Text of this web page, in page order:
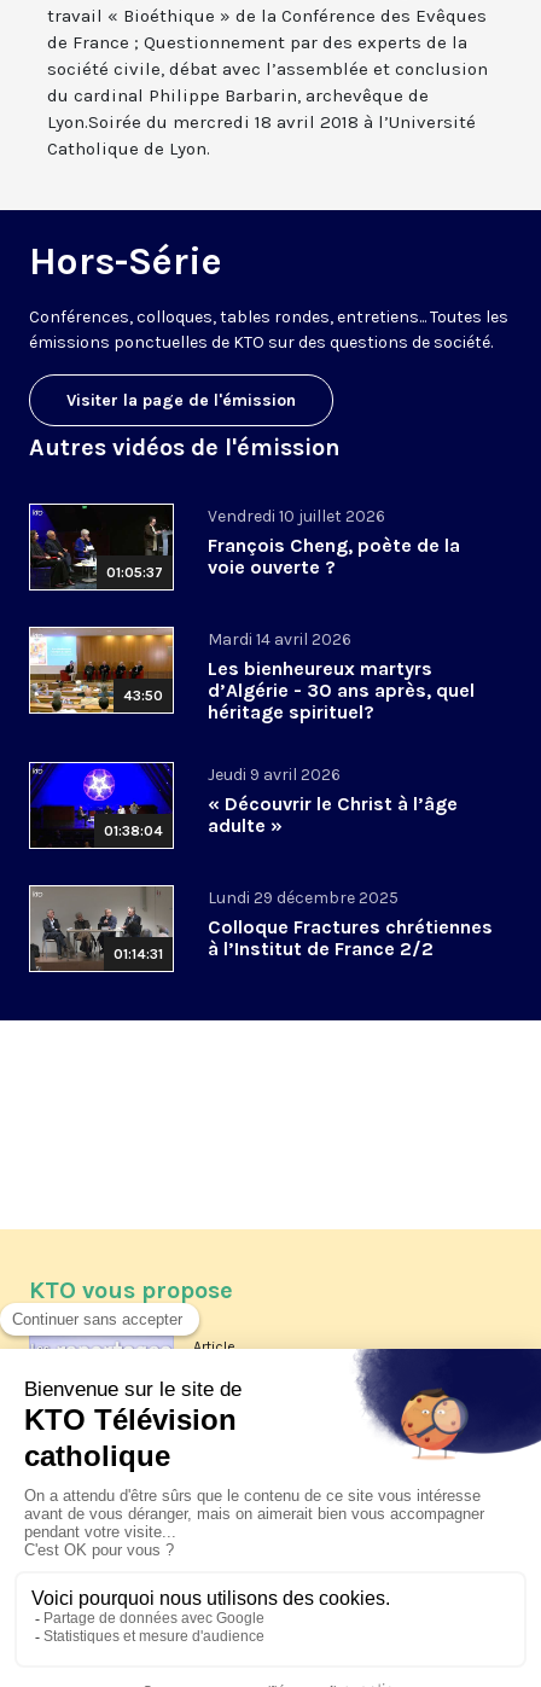
travail « Bioéthique » de la Conférence des Evêques
de France ; Questionnement par des experts de la
société civile, débat avec l’assemblée et conclusion
du cardinal Philippe Barbarin, archevêque de
Lyon.Soirée du mercredi 18 avril 2018 à l’Université
Catholique de Lyon.
Hors-Série
Conférences, colloques, tables rondes, entretiens... Toutes les
émissions ponctuelles de KTO sur des questions de société.
Visiter la page de l'émission
Autres vidéos de l'émission
01:05:37
Vendredi 10 juillet 2026
François Cheng, poète de la
voie ouverte ?
43:50
Mardi 14 avril 2026
Les bienheureux martyrs
d’Algérie - 30 ans après, quel
héritage spirituel?
01:38:04
Jeudi 9 avril 2026
« Découvrir le Christ à l’âge
adulte »
01:14:31
Lundi 29 décembre 2025
Colloque Fractures chrétiennes
à l’Institut de France 2/2
KTO vous propose
Article
Les reportages d'été 2026 de KTO
La visite pastorale du pape Léon
XIV à Assise à suivre sur KTO le
jeudi 6 août
Le pape en Uruguay, Argentine et
Pérou du 6 au 17 novembre 2026